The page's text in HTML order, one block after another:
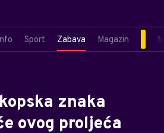
Sport Zabava Magazin
znaka
ovog proljeća